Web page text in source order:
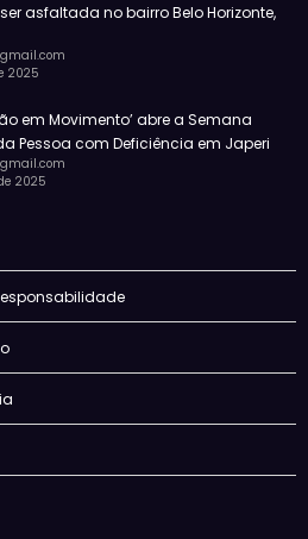
asfaltada no bairro Belo Horizonte,
2025
em Movimento’ abre a Semana
Pessoa com Deficiência em Japeri
2025